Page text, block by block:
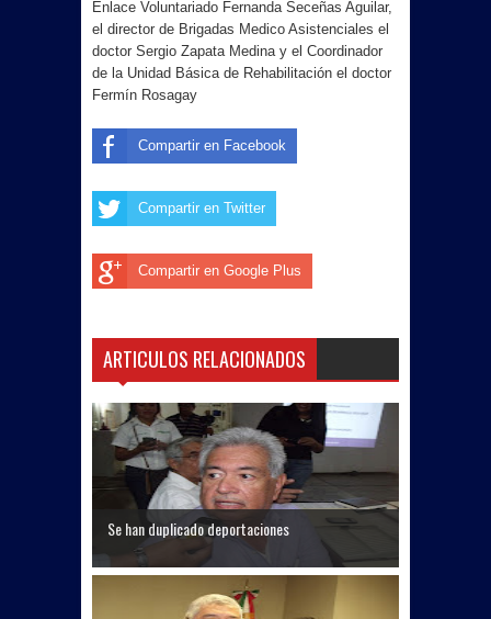
Enlace Voluntariado Fernanda Seceñas Aguilar,
el director de Brigadas Medico Asistenciales el
doctor Sergio Zapata Medina y el Coordinador
de la Unidad Básica de Rehabilitación el doctor
Fermín Rosagay
Compartir en Facebook
Compartir en Twitter
Compartir en Google Plus
ARTICULOS RELACIONADOS
Se han duplicado deportaciones